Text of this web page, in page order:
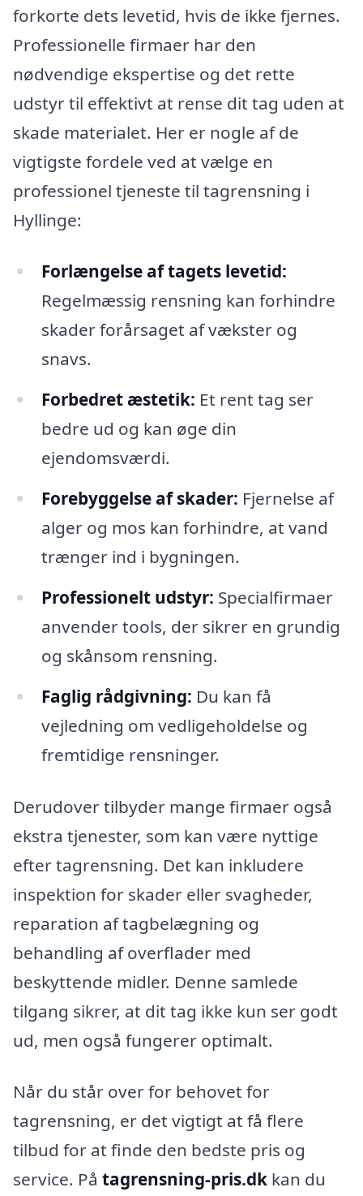
forkorte dets levetid, hvis de ikke fjernes.
Professionelle firmaer har den
nødvendige ekspertise og det rette
udstyr til effektivt at rense dit tag uden at
skade materialet. Her er nogle af de
vigtigste fordele ved at vælge en
professionel tjeneste til tagrensning i
Hyllinge:
Forlængelse af tagets levetid:
Regelmæssig rensning kan forhindre
skader forårsaget af vækster og
snavs.
Forbedret æstetik: Et rent tag ser
bedre ud og kan øge din
ejendomsværdi.
Forebyggelse af skader: Fjernelse af
alger og mos kan forhindre, at vand
trænger ind i bygningen.
Professionelt udstyr: Specialfirmaer
anvender tools, der sikrer en grundig
og skånsom rensning.
Faglig rådgivning: Du kan få
vejledning om vedligeholdelse og
fremtidige rensninger.
Derudover tilbyder mange firmaer også
ekstra tjenester, som kan være nyttige
efter tagrensning. Det kan inkludere
inspektion for skader eller svagheder,
reparation af tagbelægning og
behandling af overflader med
beskyttende midler. Denne samlede
tilgang sikrer, at dit tag ikke kun ser godt
ud, men også fungerer optimalt.
Når du står over for behovet for
tagrensning, er det vigtigt at få flere
tilbud for at finde den bedste pris og
service. På tagrensning-pris.dk kan du